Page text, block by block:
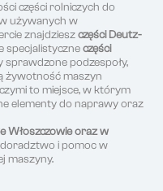
części rolniczych do
używanych w
znajdzieszczęści Deutz-
specjalistyczneczęści
sprawdzone podzespoły,
żywotność maszyn
to miejsce, w którym
elementy do naprawy oraz
Włoszczowie oraz w
i pomoc w
maszyny.